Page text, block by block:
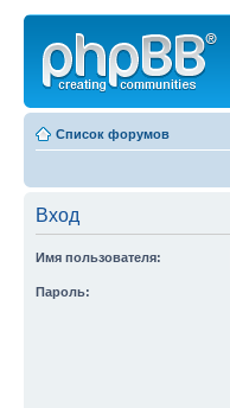
Список форумов
Вход
Имя пользователя:
Пароль: